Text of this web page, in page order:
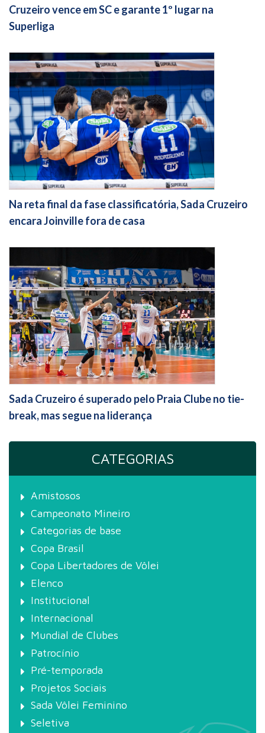
Cruzeiro vence em SC e garante 1º lugar na
Superliga
Na reta final da fase classificatória, Sada Cruzeiro
encara Joinville fora de casa
Sada Cruzeiro é superado pelo Praia Clube no tie-
break, mas segue na liderança
CATEGORIAS
Amistosos
Campeonato Mineiro
Categorias de base
Copa Brasil
Copa Libertadores de Vôlei
Elenco
Institucional
Internacional
Mundial de Clubes
Patrocínio
Pré-temporada
Projetos Sociais
Sada Vôlei Feminino
Seletiva